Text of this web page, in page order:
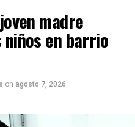
madre
en barrio
on agosto 7, 2026